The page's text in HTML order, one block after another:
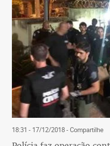
18:31 - 17/12/2018- Compartilhe